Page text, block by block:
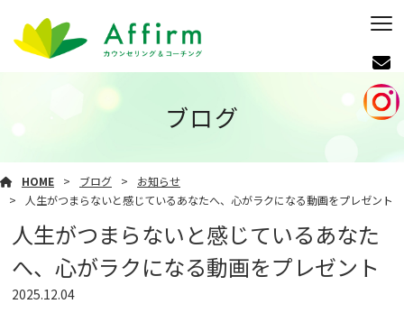
ブログ
HOME ブログ
お知らせ
人生がつまらないと感じているあなたへ、心がラクになる動画をプレゼント
人生がつまらないと感じているあなた
へ、心がラクになる動画をプレゼント
2025.12.04